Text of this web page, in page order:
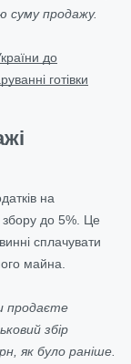
суму продажу.
до
готівки
на
збору до 5%. Це
сплачувати
майна.
продаєте
збір
як було раніше.